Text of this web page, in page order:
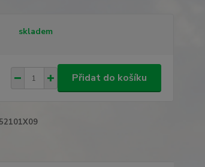
skladem
Přidat do košíku